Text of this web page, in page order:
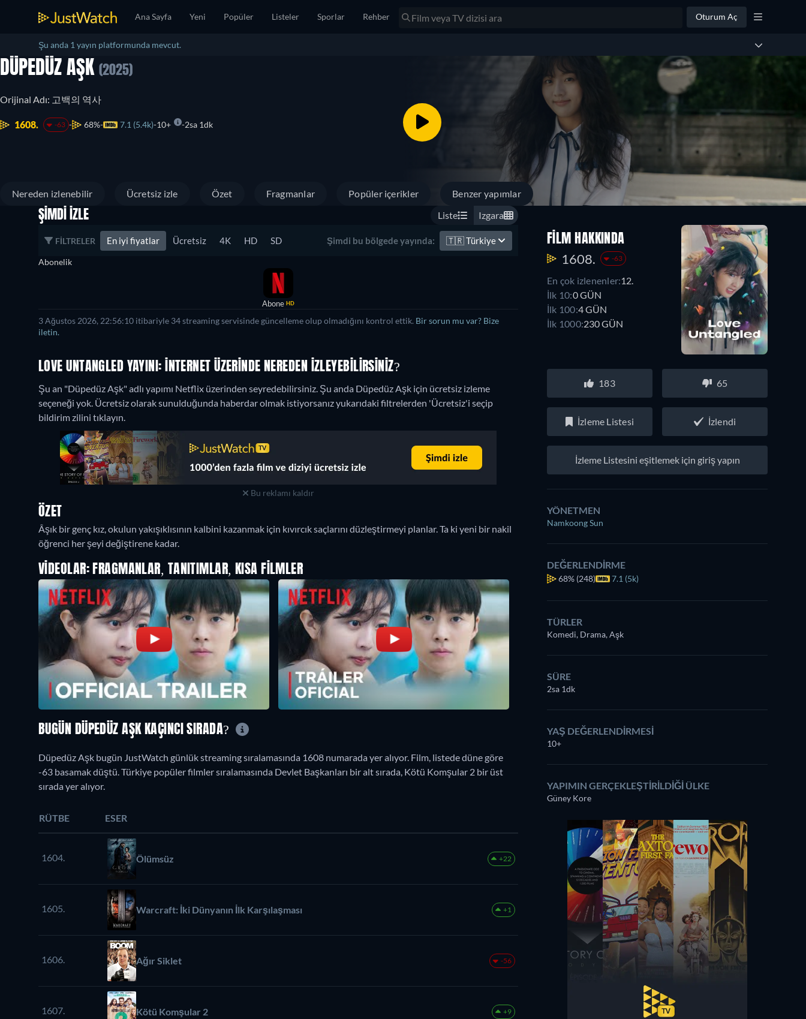
Ana Sayfa Yeni Popüler Listeler Sporlar Rehber Oturum Aç
Şu anda 1 yayın platformunda mevcut.
DÜPEDÜZ AŞK (2025)
Orijinal Adı: 고백의 역사
1608. -63 68% 7.1 (5.4k) 10+ 2sa 1dk
Nereden izlenebilir Ücretsiz izle Özet Fragmanlar Popüler içerikler Benzer yapımlar
ŞIMDI İZLE Liste Izgara
FILTRELER En iyi fiyatlar Ücretsiz 4K HD SD Şimdi bu bölgede yayında: 🇹🇷Türkiye
Abonelik
Abone HD
3 Ağustos 2026, 22:56:10 itibariyle 34 streaming servisinde güncelleme olup olmadığını kontrol ettik. Bir sorun mu var? Bize
iletin.
LOVE UNTANGLED YAYINI: İNTERNET ÜZERINDE NEREDEN IZLEYEBILIRSINIZ?
Şu an "Düpedüz Aşk" adlı yapımı Netflix üzerinden seyredebilirsiniz. Şu anda Düpedüz Aşk için ücretsiz izleme
seçeneği yok. Ücretsiz olarak sunulduğunda haberdar olmak istiyorsanız yukarıdaki filtrelerden 'Ücretsiz'i seçip
bildirim zilini tıklayın.
Bu reklamı kaldır
ÖZET
Âşık bir genç kız, okulun yakışıklısının kalbini kazanmak için kıvırcık saçlarını düzleştirmeyi planlar. Ta ki yeni bir nakil
öğrenci her şeyi değiştirene kadar.
VIDEOLAR: FRAGMANLAR, TANITIMLAR, KISA FILMLER
FILM HAKKINDA
1608. -63
En çok izlenenler:12.
İlk 10:0 GÜN
İlk 100:4 GÜN
İlk 1000:230 GÜN
183 65
İzleme Listesi İzlendi
İzleme Listesini eşitlemek için giriş yapın
YÖNETMEN
Namkoong Sun
DEĞERLENDIRME
68% (248) 7.1 (5k)
TÜRLER
Komedi, Drama, Aşk
SÜRE
2sa 1dk
YAŞ DEĞERLENDIRMESI
10+
YAPIMIN GERÇEKLEŞTIRILDIĞI ÜLKE
Güney Kore
BUGÜN DÜPEDÜZ AŞK KAÇINCI SIRADA?
Düpedüz Aşk bugün JustWatch günlük streaming sıralamasında 1608 numarada yer alıyor. Film, listede düne göre
-63 basamak düştü. Türkiye popüler filmler sıralamasında Devlet Başkanları bir alt sırada, Kötü Komşular 2 bir üst
sırada yer alıyor.
RÜTBE ESER
1604. Ölümsüz +22
1605. Warcraft: İki Dünyanın İlk Karşılaşması +1
1606. Ağır Siklet -56
1607. Kötü Komşular 2 +9